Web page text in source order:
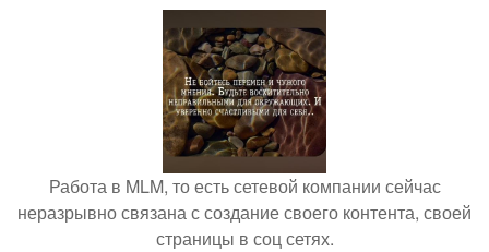
Работа в MLM, то есть сетевой компании сейчас
неразрывно связана с создание своего контента, своей
страницы в соц сетях.